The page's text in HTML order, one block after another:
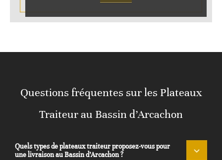
Questions fréquentes sur les Plateaux
Traiteur au Bassin d’Arcachon
Quels types de plateaux traiteur proposez-vous pour
une livraison au Bassin d’Arcachon ?